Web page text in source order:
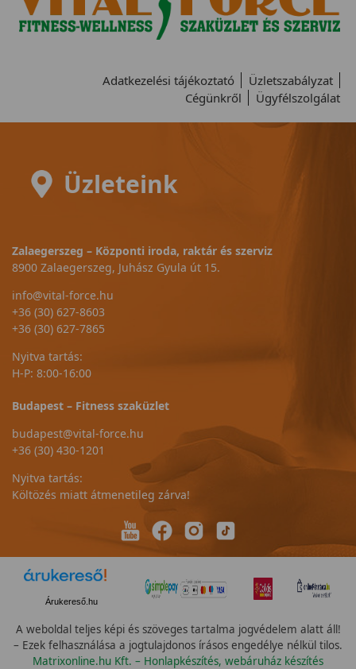
Adatkezelési tájékoztató
Üzletszabályzat
Cégünkről
Ügyfélszolgálat
Üzleteink
Zalaegerszeg – Központi iroda, raktár és szerviz
8900 Zalaegerszeg, Juhász Gyula út 15.
info@vital-force.hu
+36 (30) 627-8603
+36 (30) 627-7865
Nyitva tartás:
H-P: 8:00-16:00
Budapest – Fitness szaküzlet
budapest@vital-force.hu
+36 (30) 430-1201
Nyitva tartás:
Költözés miatt átmenetileg zárva!
Árukereső.hu
A weboldal teljes képi és szöveges tartalma jogvédelem alatt áll!
– Ezek felhasználása a jogtulajdonos írásos engedélye nélkül tilos.
Matrixonline.hu Kft. – Honlapkészítés, webáruház készítés